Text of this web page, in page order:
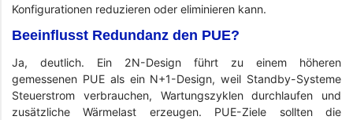
Konfigurationen reduzieren oder eliminieren kann.
Beeinflusst Redundanz den PUE?
Ja, deutlich. Ein 2N-Design führt zu einem höheren
gemessenen PUE als ein N+1-Design, weil Standby-Systeme
Steuerstrom verbrauchen, Wartungszyklen durchlaufen und
zusätzliche Wärmelast erzeugen. PUE-Ziele sollten die